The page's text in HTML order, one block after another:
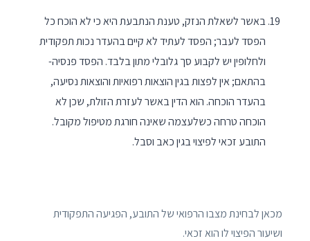
באשר לשאלת הנזק, טענת הנתבעת היא כי לא הוכח כל
הפסד לעבר; הפסד לעתיד לא קיים בהעדר נכות תפקודית
ולחלופין יש לקבוע סך גלובלי מתון בלבד. הפסד פנסיה-
בהתאם; אין לפצות בגין הוצאות רפואיות והוצאות נסיעה,
בהעדר הוכחה. הוא הדין באשר לעזרת הזולת, שכן לא
הוכחה טרחה כשלעצמה שאינה חורגת מטיפול מקובל.
התובע זכאי לפיצוי בגין כאב וסבל.
מכאן לבחינת מצבו הרפואי של התובע, הפגיעה התפקודית
ושיעור הפיצוי לו הוא זכאי.